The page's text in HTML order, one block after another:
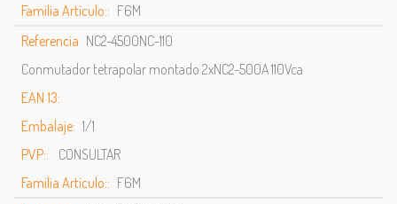
Familia Artículo:: F6M
Referencia NC2-4500NC-110
Conmutador tetrapolar montado 2xNC2-500A 110Vca
EAN 13:
Embalaje: 1/1
PVP::
CONSULTAR
Familia Artículo:: F6M